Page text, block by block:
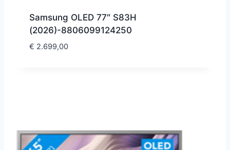
Samsung OLED 77″ S83H
(2026)-8806099124250
€ 2.699,00